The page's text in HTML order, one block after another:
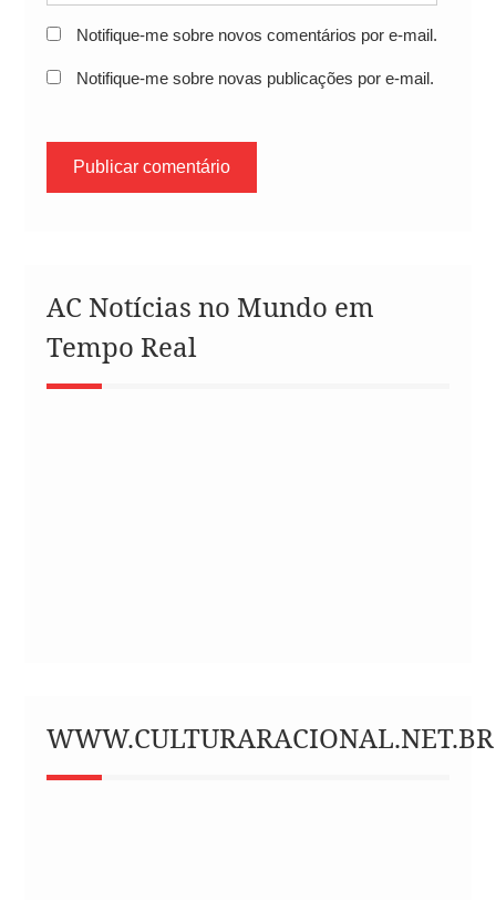
Notifique-me sobre novos comentários por e-mail.
Notifique-me sobre novas publicações por e-mail.
AC Notícias no Mundo em
Tempo Real
WWW.CULTURARACIONAL.NET.BR